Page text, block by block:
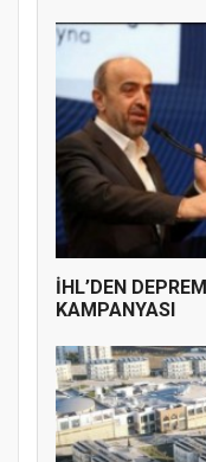
İHL’DEN
KAMPANYASI